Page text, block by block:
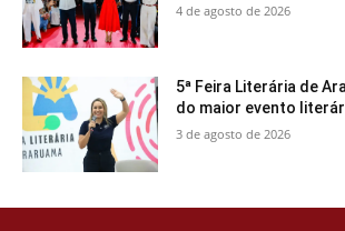
4 de agosto de 2026
5ª Feira Literária de
do maior evento
3 de agosto de 2026